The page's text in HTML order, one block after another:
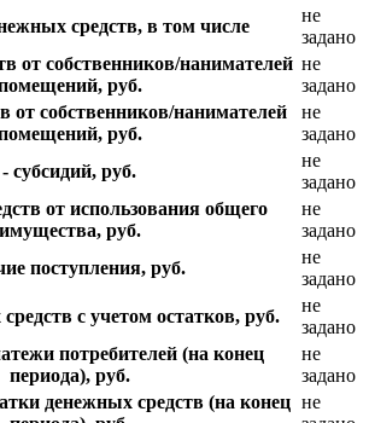
средств, в том числе
не
задано
от собственников/нанимателей
руб.
не
задано
от собственников/нанимателей
руб.
не
задано
- субсидий, руб.
не
задано
от использования общего
имущества, руб.
не
задано
поступления, руб.
не
задано
с учетом остатков, руб.
не
задано
потребителей (на конец
периода), руб.
не
задано
денежных средств (на конец не